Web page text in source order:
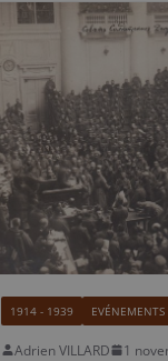
1914 - 1939 EVÉNEMENTS
Adrien VILLARD 1